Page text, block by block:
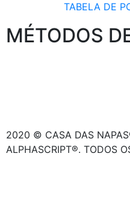
TABELA DE
MÉTODOS
2020 © CASA DAS
ALPHASCRIPT®. TODOS